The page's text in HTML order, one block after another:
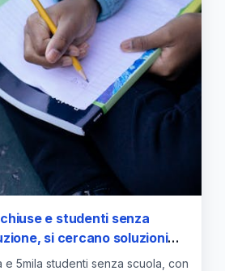
e studenti senza
si cercano soluzioni
e 5mila studenti senza scuola, con